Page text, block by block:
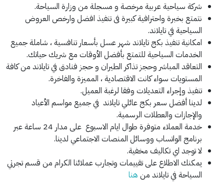
شركة سياحية عربية مرخصة و مسجلة من وزارة السياحة.
نتمتع بخبرة واحترافية كبيرة فى تنفيذ افضل وارخص العروض
السياحية في تايلاند.
امكانية تنفيذ بكج تايلاند شهر عسل بأسعار تنافسية ، شاملة جميع
الخدمات السياحية للتمتع بأفضل الأوقات مع شريك حياتك.
التعاقد المباشر وحجز تذاكر الطيران و حجز فنادق في تايلاند من كافة
المستويات سواء كانت الاقتصادية ، المميزة والفاخرة.
تنفيذ وإجراء التعديلات وفقا لرغبة العميل.
لدينا أفضل سعر بكج عائلي تايلاند في جميع مواسم الأعياد
والإجازات والعطلات الرسمية.
خدمة العملاء متوفرة طوال ايام الاسبوع على مدار 24 ساعة عبر
برنامج الواتساب ووسائل المنصات الاجتماعي لدينا.
لا توجد اي تكاليف مخفية.
يمكنك الاطلاع على تقييمات وتجارب عملائنا الكرام من قسم تجرتي
السياحة في تايلاند من هنا